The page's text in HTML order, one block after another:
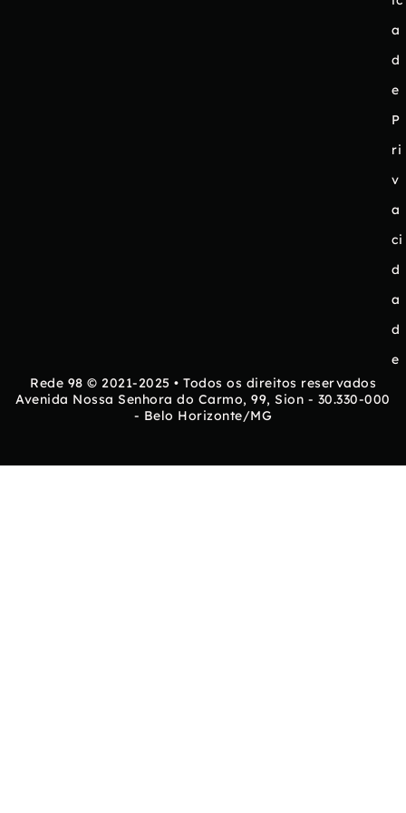
a
d
e
P
ri
v
a
ci
d
a
d
e
Rede 98 © 2021-2025 • Todos os direitos reservados
Avenida Nossa Senhora do Carmo, 99, Sion - 30.330-000
- Belo Horizonte/MG